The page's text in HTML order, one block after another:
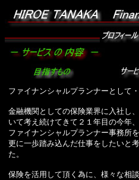
ファイナンシャルプランナーとして・
金融機関としての保険業界に入社し
いて考え続けてきて２１年目の今年
ファイナンシャルプランナー事務所を
更に一歩踏み込んだ仕事をしたいと
た。
保険を活用して頂く為に、様々な相談